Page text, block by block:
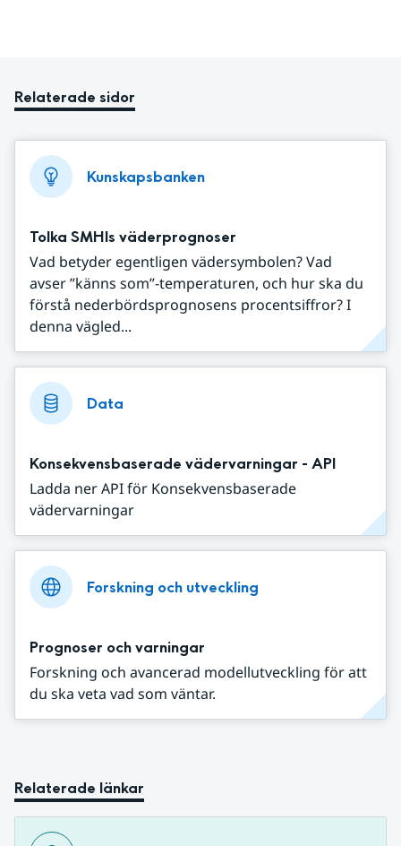
Relaterade sidor
Kunskapsbanken
Tolka SMHIs väderprognoser
Vad betyder egentligen vädersymbolen? Vad
avser ”känns som”-temperaturen, och hur ska du
förstå nederbördsprognosens procentsiffror? I
denna vägled...
Data
Konsekvensbaserade vädervarningar - API
Ladda ner API för Konsekvensbaserade
vädervarningar
Forskning och utveckling
Prognoser och varningar
Forskning och avancerad modellutveckling för att
du ska veta vad som väntar.
Relaterade länkar